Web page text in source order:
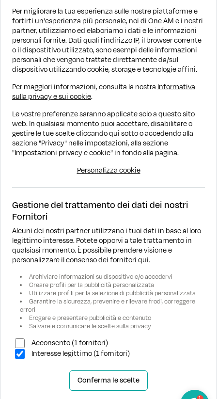
Ibrido Manuale 60.161 km
Ford Puma
1.0 Hybrid 125cv ST-Line
€ 13.980€ 14.980 PROMO WOW
Finanziamento € 167/mese
DOVE SIAMO
ASSISTENZA
AZIENDA
Per migliorare la tua esperienza sulle nostre piattaforme e
fortirti un'esperienza più personale, noi di One AM e i nostri
partner, utilizziamo ed elaboriamo i dati e le informazioni
personali fornite. Dati quali l'indirizzo IP, il browser corrente
o il dispostitivo utilizzato, sono esempi delle informazioni
personali che vengono trattate direttamente da/sul
dispositivo utilizzando cookie, storage e tecnologie affini.
Per maggiori informazioni, consulta la nostra Informativa
sulla privacy e sui cookie.
Le vostre preferenze saranno applicate solo a questo sito
web. In qualsiasi momento puoi accettare, disabilitare o
gestire le tue scelte cliccando qui sotto o accedendo alla
sezione "Privacy" nelle impostazioni, alla sezione
"Impostazioni privacy e cookie" in fondo alla pagina.
Personalizza cookie
Gestione del trattamento dei dati dei nostri
Fornitori
Alcuni dei nostri partner utilizzano i tuoi dati in base al loro
legittimo interesse. Potete opporvi a tale trattamento in
qualsiasi momento. È possibile prendere visione e
personalizzare il consenso dei fornitoriqui.
Archiviare informazioni su dispositivo e/o accedervi
Creare profili per la pubblicità personalizzata
Utilizzare profili per la selezione di pubblicità personalizzata
Garantire la sicurezza, prevenire e rilevare frodi, correggere
errori
Erogare e presentare pubblicità e contenuto
Salvare e comunicare le scelte sulla privacy
Acconsento (1 fornitori)
Interesse legittimo (1 fornitori)
Conferma le scelte